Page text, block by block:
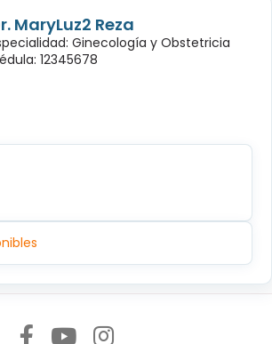
MaryLuz2 Reza
Ginecología y Obstetricia
12345678